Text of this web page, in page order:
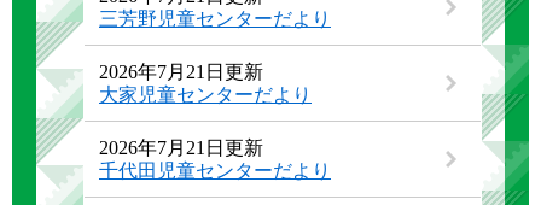
三芳野児童センターだより
2026年7月21日更新
大家児童センターだより
2026年7月21日更新
千代田児童センターだより